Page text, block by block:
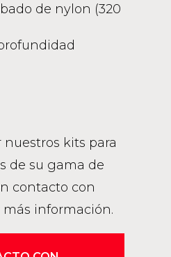
de nylon (320
nuestros kits para
de su gama de
contacto con
información.